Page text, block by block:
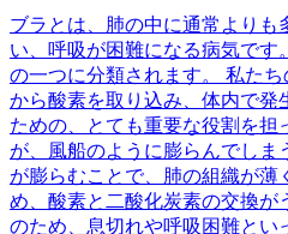
ブラとは、肺の中に通常よりも
い、呼吸が困難になる病気です
の一つに分類されます。 私た
から酸素を取り込み、体内で発
ための、とても重要な役割を担
が、風船のように膨らんでしま
が膨らむことで、肺の組織が薄
め、酸素と二酸化炭素の交換が
のため、息切れや呼吸困難とい